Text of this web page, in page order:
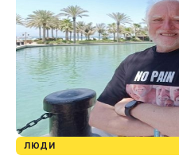
ЛЮДИ